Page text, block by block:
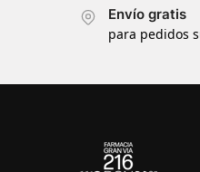
Envío gratis
para pedidos